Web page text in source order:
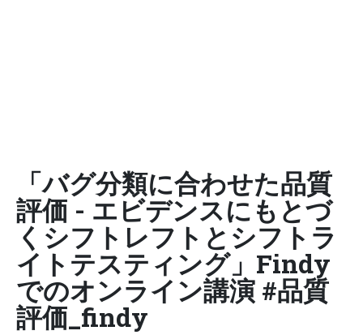
「バグ分類に合わせた品質
評価 - エビデンスにもとづ
くシフトレフトとシフトラ
イトテスティング」Findy
でのオンライン講演 #品質
評価_findy